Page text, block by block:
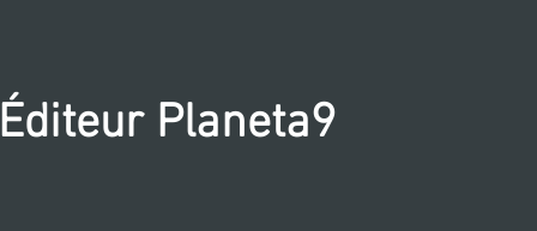
Éditeur Planeta9